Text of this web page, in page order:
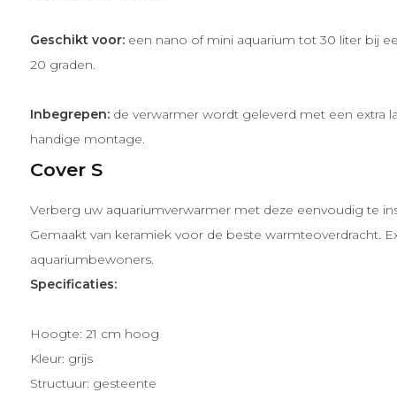
Geschikt voor: een nano of mini aquarium tot 30 liter bij
20 graden.
Inbegrepen: de verwarmer wordt geleverd met een extra
handige montage.
Cover S
Verberg uw aquariumverwarmer met deze eenvoudig te
Gemaakt van keramiek voor de beste warmteoverdracht.
aquariumbewoners.
Specificaties:
Hoogte: 21 cm hoog
Kleur: grijs
Structuur: gesteente